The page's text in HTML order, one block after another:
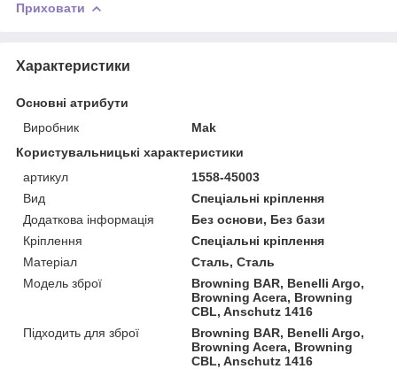
Приховати
Характеристики
Основні атрибути
Виробник
Mak
Користувальницькі характеристики
артикул
1558-45003
Вид
Спеціальні кріплення
Додаткова інформація
Без основи, Без бази
Кріплення
Спеціальні кріплення
Матеріал
Сталь, Сталь
Модель зброї
Browning BAR, Benelli Argo,
Browning Acera, Browning
CBL, Anschutz 1416
Підходить для зброї
Browning BAR, Benelli Argo,
Browning Acera, Browning
CBL, Anschutz 1416